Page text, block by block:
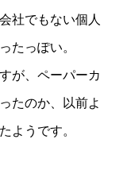
社でもない個人
たっぽい。
が、ペーパーカ
たのか、以前よ
ようです。